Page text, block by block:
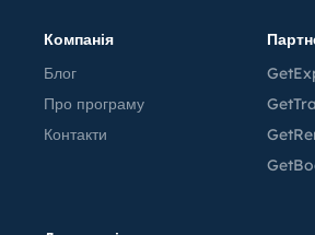
Компанія
Блог
Про програму
Контакти